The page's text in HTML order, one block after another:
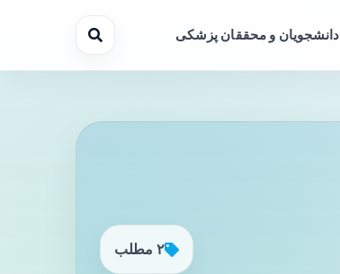
دانشجویان و محققان پزشکی
۲ مطلب